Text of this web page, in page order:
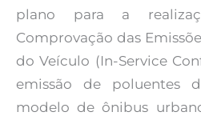
plano para a
Comprovação das
do Veículo (In-Service
emissão de poluentes
modelo de ônibus